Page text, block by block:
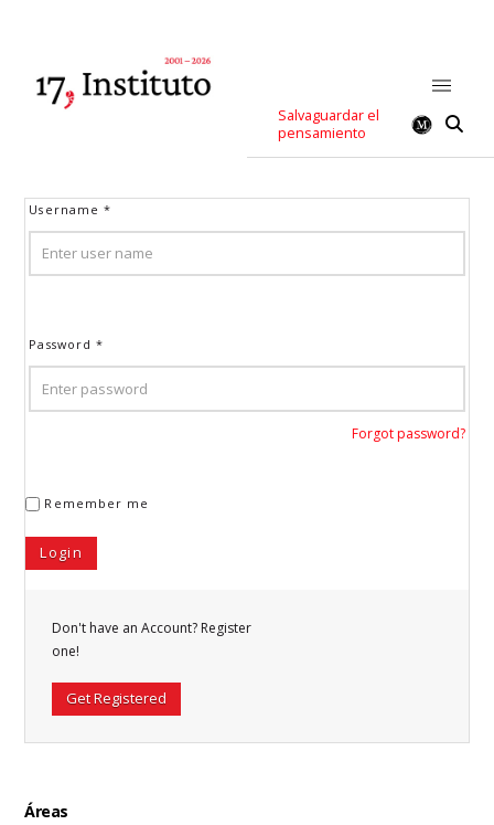
Salvaguardar el
pensamiento
Username*
Password*
Forgot password?
Remember me
Don't have an Account? Register
one!
Get Registered
Áreas